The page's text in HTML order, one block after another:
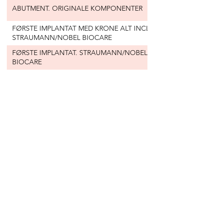
ABUTMENT. ORIGINALE KOMPONENTER
FØRSTE IMPLANTAT MED KRONE ALT INCL.
STRAUMANN/NOBEL BIOCARE
FØRSTE IMPLANTAT. STRAUMANN/NOBEL
BIOCARE